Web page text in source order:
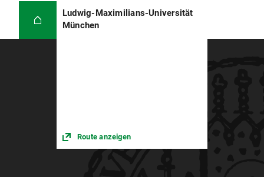
Ludwig-Maximilians-Universität
München
Route anzeigen